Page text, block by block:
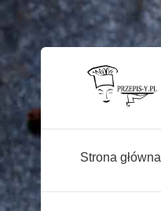
Strona główna